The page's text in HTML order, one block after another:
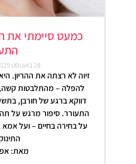
כמעט סיימתי את
28 באוגוסט 2025
זיוה לא רצתה את ההריון.
להפלה – מהתלבטות
דווקא ברגע של חורבן,
התעורר. סיפור מרגש על
על בחירה בחיים – ועל
מאת: